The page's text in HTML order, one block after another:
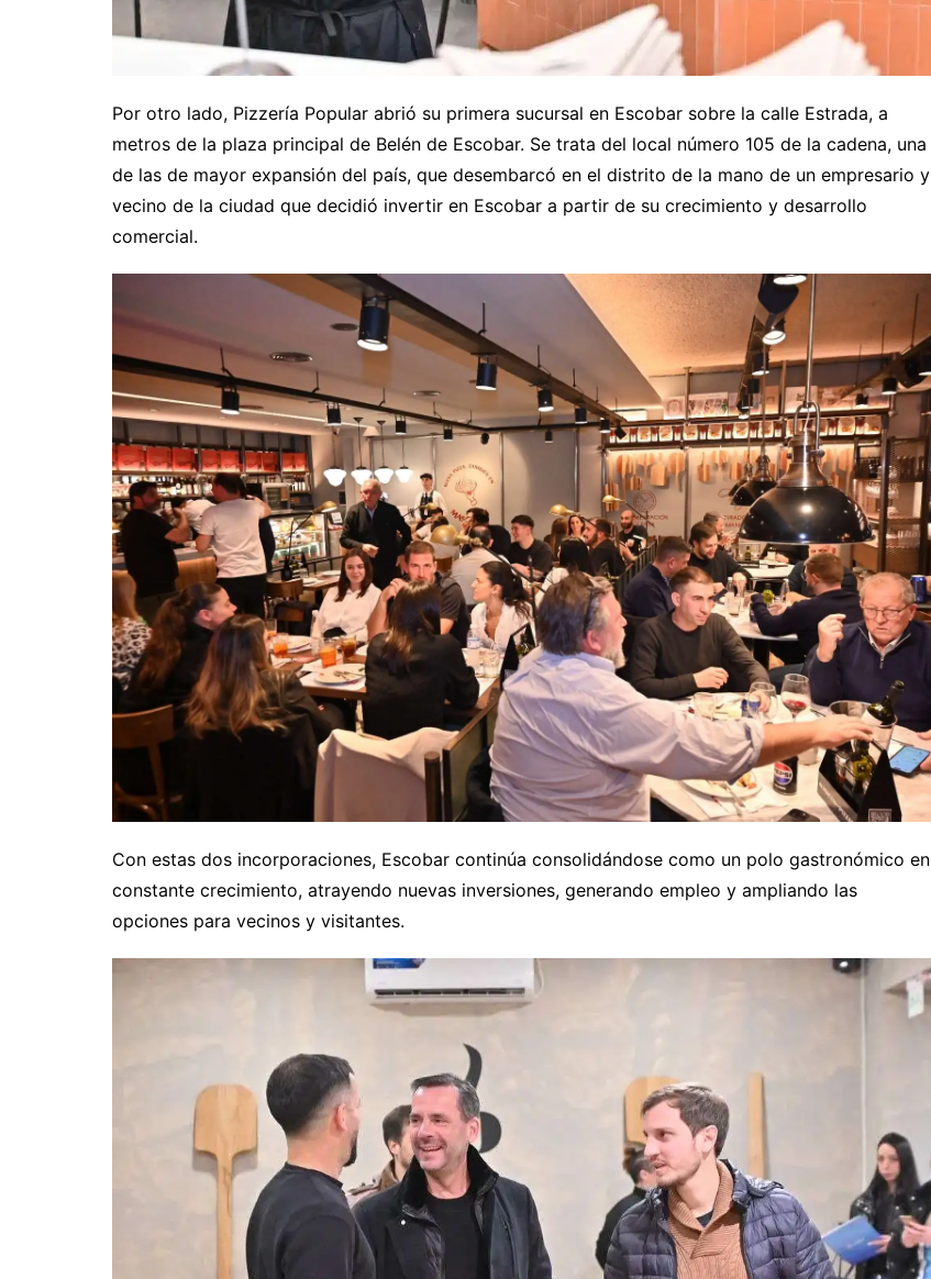
Por otro lado, Pizzería Popular abrió su primera sucursal en Escobar sobre la calle Estrada, a
metros de la plaza principal de Belén de Escobar. Se trata del local número 105 de la cadena, una
de las de mayor expansión del país, que desembarcó en el distrito de la mano de un empresario y
vecino de la ciudad que decidió invertir en Escobar a partir de su crecimiento y desarrollo
comercial.
Con estas dos incorporaciones, Escobar continúa consolidándose como un polo gastronómico en
constante crecimiento, atrayendo nuevas inversiones, generando empleo y ampliando las
opciones para vecinos y visitantes.